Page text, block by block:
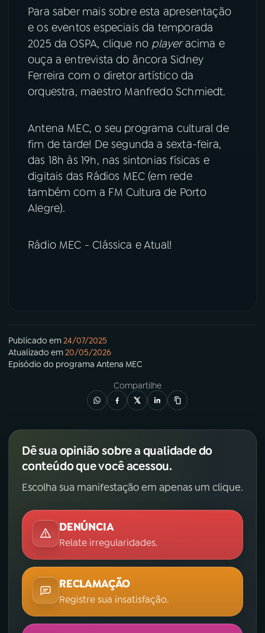
TikTok
Para saber mais sobre esta apresentação
e os eventos especiais da temporada
2025 da OSPA, clique no playeracima e
ouça a entrevista do âncora Sidney
Ferreira com o diretor artístico da
orquestra, maestro Manfredo Schmiedt.
Antena MEC, o seu programa cultural de
fim de tarde! De segunda a sexta-feira,
das 18h às 19h, nas sintonias físicas e
digitais das Rádios MEC (em rede
também com a FM Cultura de Porto
Alegre).
Rádio MEC - Clássica e Atual!
Publicado em24/07/2025
Atualizado em20/05/2026
Episódio do programa Antena MEC
Compartilhe
Dê sua opinião sobre a qualidade do
conteúdo que você acessou.
Escolha sua manifestação em apenas um clique.
DENÚNCIA
Relate irregularidades.
RECLAMAÇÃO
Registre sua insatisfação.